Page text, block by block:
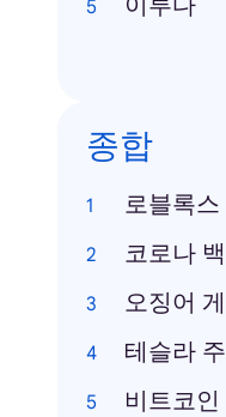
종합
로블록스
코로나
오징어
테슬라
비트코인